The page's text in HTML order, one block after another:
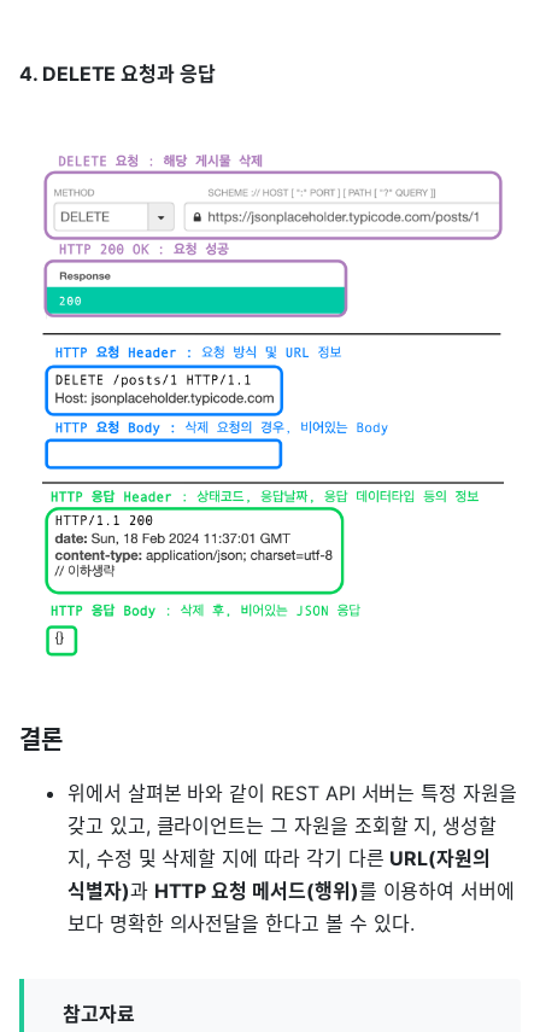
4. DELETE 요청과 응답
결론
위에서 살펴본 바와 같이 REST API 서버는 특정 자원을
갖고 있고, 클라이언트는 그 자원을 조회할 지, 생성할
지, 수정 및 삭제할 지에 따라 각기 다른 URL(자원의
식별자)과 HTTP 요청 메서드(행위)를 이용하여 서버에
보다 명확한 의사전달을 한다고 볼 수 있다.
참고자료